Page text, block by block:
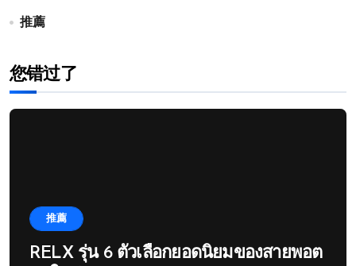
推薦
您错过了
推薦
RELX รุ่น 6 ตัวเลือกยอดนิยมของสายพอต